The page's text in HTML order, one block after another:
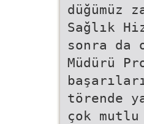
düğümüz
Sağlık
sonra da
Müdürü
törende
çok